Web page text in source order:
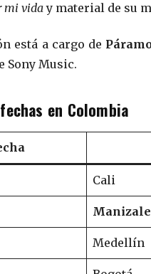
mi viday material de su
está a cargo de
Sony Music.
en Colombia
Cali
Medellín